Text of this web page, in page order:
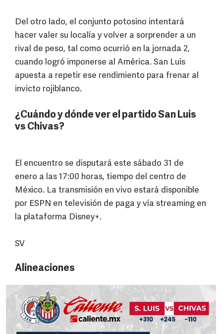
Del otro lado, el conjunto potosino intentará
hacer valer su localía y volver a sorprender a un
rival de peso, tal como ocurrió en la jornada 2,
cuando logró imponerse al América. San Luis
apuesta a repetir ese rendimiento para frenar al
invicto rojiblanco.
¿Cuándo y dónde ver el partido San Luis
vs Chivas?
El encuentro se disputará este sábado 31 de
enero a las 17:00 horas, tiempo del centro de
México. La transmisión en vivo estará disponible
por ESPN en televisión de paga y vía streaming en
la plataforma Disney+.
SV
Alineaciones